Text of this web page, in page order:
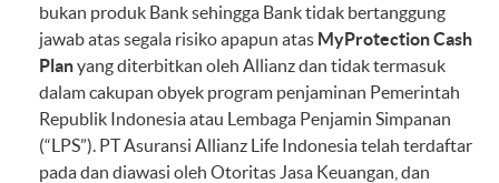
bukan produk Bank sehingga Bank tidak bertanggung
jawab atas segala risiko apapun atas MyProtection Cash
Planyang diterbitkan oleh Allianz dan tidak termasuk
dalam cakupan obyek program penjaminan Pemerintah
Republik Indonesia atau Lembaga Penjamin Simpanan
(“LPS”). PT Asuransi Allianz Life Indonesia telah terdaftar
pada dan diawasi oleh Otoritas Jasa Keuangan, dan